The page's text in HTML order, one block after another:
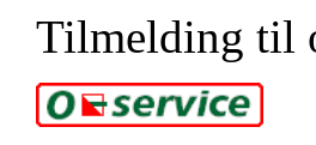
Tilmelding til